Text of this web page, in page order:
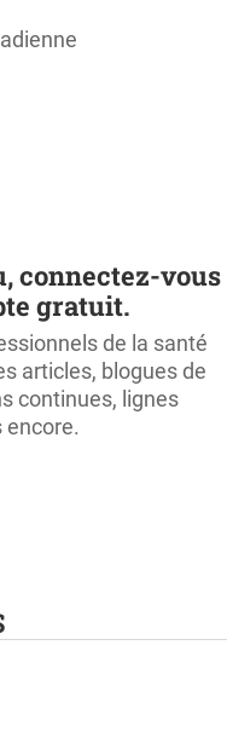
connectez-vous
gratuit.
de la santé
articles, blogues de
continues, lignes
encore.